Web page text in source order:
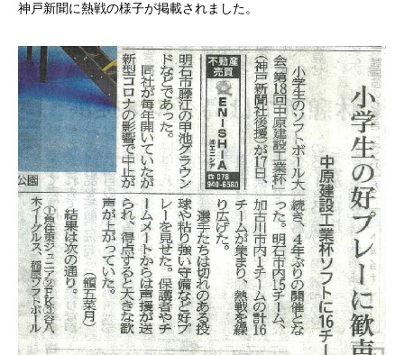
神戸新聞に熱戦の様子が掲載されました。